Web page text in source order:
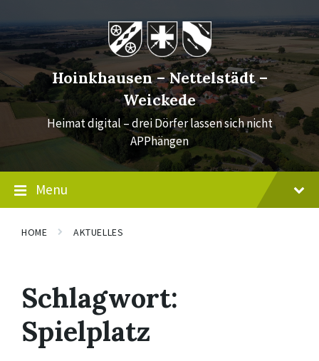
content
main
navigation
footer
Hoinkhausen – Nettelstädt –
Weickede
Heimat digital – drei Dörfer lassen sich nicht
APPhängen
Menu
HOME AKTUELLES
Schlagwort:
Spielplatz